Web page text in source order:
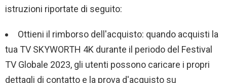
istruzioni riportate di seguito:
Ottieni il rimborso dell'acquisto: quando acquisti la
tua TV SKYWORTH 4K durante il periodo del Festival
TV Globale 2023, gli utenti possono caricare i propri
dettagli di contatto e la prova d'acquisto su